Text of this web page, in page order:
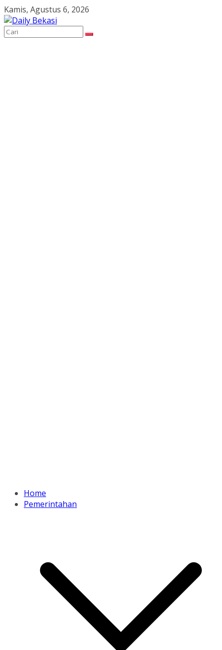
Skip
to
content
Kamis, Agustus 6, 2026
Home
Pemerintahan